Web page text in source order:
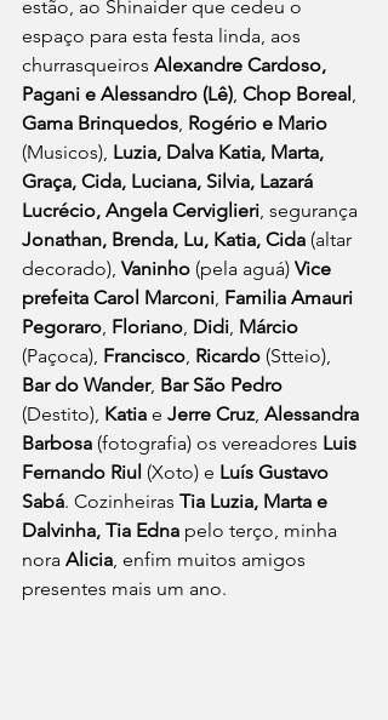
estão, ao Shinaider que cedeu o
espaço para esta festa linda, aos
churrasqueiros Alexandre Cardoso,
Pagani e Alessandro (Lê), Chop Boreal,
Gama Brinquedos, Rogério e Mario
(Musicos), Luzia, Dalva Katia, Marta,
Graça, Cida, Luciana, Silvia, Lazará
Lucrécio, Angela Cerviglieri, segurança
Jonathan, Brenda, Lu, Katia, Cida (altar
decorado), Vaninho (pela aguá) Vice
prefeita Carol Marconi, Familia Amauri
Pegoraro, Floriano, Didi, Márcio
(Paçoca), Francisco, Ricardo (Stteio),
Bar do Wander, Bar São Pedro
(Destito), Katia e Jerre Cruz, Alessandra
Barbosa (fotografia) os vereadores Luis
Fernando Riul (Xoto) e Luís Gustavo
Sabá. Cozinheiras Tia Luzia, Marta e
Dalvinha, Tia Edna pelo terço, minha
nora Alicia, enfim muitos amigos
presentes mais um ano.